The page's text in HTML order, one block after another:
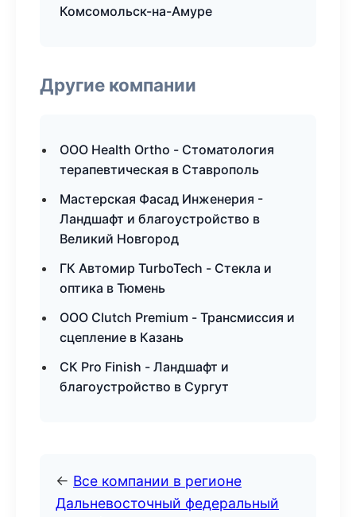
Комсомольск-на-Амуре
Другие компании
ООО Health Ortho - Стоматология
терапевтическая в Ставрополь
Мастерская Фасад Инженерия -
Ландшафт и благоустройство в
Великий Новгород
ГК Автомир TurboTech - Стекла и
оптика в Тюмень
ООО Clutch Premium - Трансмиссия и
сцепление в Казань
СК Pro Finish - Ландшафт и
благоустройство в Сургут
← Все компании в регионе
Дальневосточный федеральный